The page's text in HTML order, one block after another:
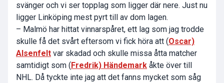
svänger och vi ser topplag som ligger där nere. Just nu
ligger Linköping mest pyrt till av dom lagen.
– Malmö har hittat vinnarspåret, ett lag som jag trodde
skulle få det svårt eftersom vi fick höra att (Oscar)
Alsenfelt var skadad och skulle missa åtta matcher
samtidigt som ( Fredrik) Händemark åkte över till
NHL. Då tyckte inte jag att det fanns mycket som såg